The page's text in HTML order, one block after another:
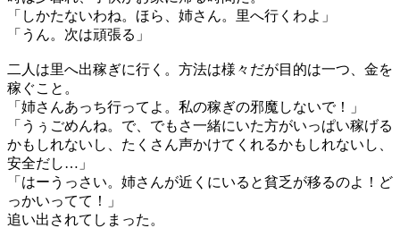
「しかたないわね。ほら、姉さん。里へ行くわよ」
「うん。次は頑張る」
二人は里へ出稼ぎに行く。方法は様々だが目的は一つ、金を
稼ぐこと。
「姉さんあっち行ってよ。私の稼ぎの邪魔しないで！」
「うぅごめんね。で、でもさ一緒にいた方がいっぱい稼げる
かもしれないし、たくさん声かけてくれるかもしれないし、
安全だし…」
「はーうっさい。姉さんが近くにいると貧乏が移るのよ！ど
っかいってて！」
追い出されてしまった。